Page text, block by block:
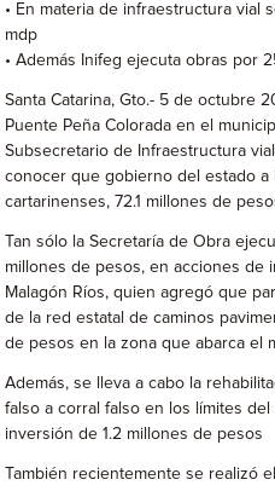
• En materia de infraestructura vial
mdp
• Además Inifeg ejecuta obras por
Santa Catarina, Gto.- 5 de octubre
Puente Peña Colorada en el
Subsecretario de Infraestructura
conocer que gobierno del estado
cartarinenses, 72.1 millones de
Tan sólo la Secretaría de Obra
millones de pesos, en acciones de
Malagón Ríos, quien agregó que
de la red estatal de caminos
de pesos en la zona que abarca el
Además, se lleva a cabo la
falso a corral falso en los límites
inversión de 1.2 millones de pesos
También recientemente se realizó